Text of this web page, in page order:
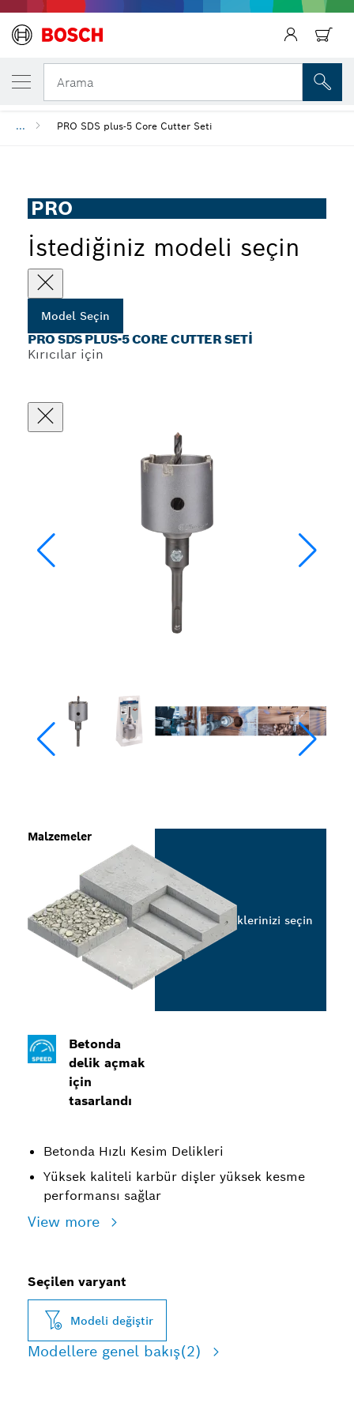
Arama
... PRO SDS plus-5 Core Cutter Seti
PRO
İstediğiniz modeli seçin
Model Seçin
PRO SDS PLUS-5 CORE CUTTER SETI
Kırıcılar için
Betonda
delik açmak
için
tasarlandı
Betonda Hızlı Kesim Delikleri
Yüksek kaliteli karbür dişler yüksek kesme
performansı sağlar
View more
Malzemeler
Seçeneklerinizi seçin
Seçilen varyant
Modeli değiştir
Modellere genel bakış(2)
SEÇTIĞINIZ MODEL
PRO SDS plus-5 Core Cutter Seti